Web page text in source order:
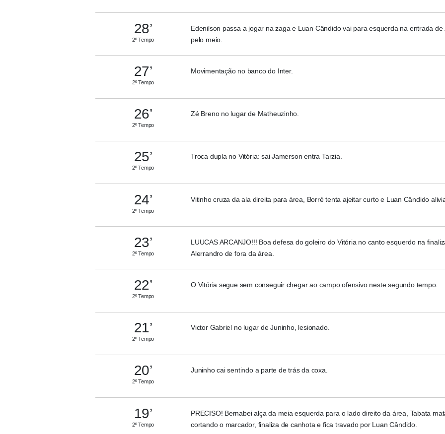
28’
2º Tempo
Edenilson passa a jogar na zaga e Luan Cândido vai para esquerda na entrada de
pelo meio.
27’
2º Tempo
Movimentação no banco do Inter.
26’
2º Tempo
Zé Breno no lugar de Matheuzinho.
25’
2º Tempo
Troca dupla no Vitória: sai Jamerson entra Tarzia.
24’
2º Tempo
Vitinho cruza da ala direita para área, Borré tenta ajeitar curto e Luan Cândido
23’
2º Tempo
LUUCAS ARCANJO!!! Boa defesa do goleiro do Vitória no canto esquerdo na
Alerrandro de fora da área.
22’
2º Tempo
O Vitória segue sem conseguir chegar ao campo ofensivo neste segundo tempo.
21’
2º Tempo
Victor Gabriel no lugar de Juninho, lesionado.
20’
2º Tempo
Juninho cai sentindo a parte de trás da coxa.
19’
2º Tempo
PRECISO! Bernabei alça da meia esquerda para o lado direito da área, Tabata
cortando o marcador, finaliza de canhota e fica travado por Luan Cândido.